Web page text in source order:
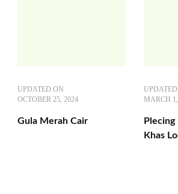
UPDATED ON
OCTOBER 25, 2024
Gula Merah Cair
MARCH
Plecing
Khas